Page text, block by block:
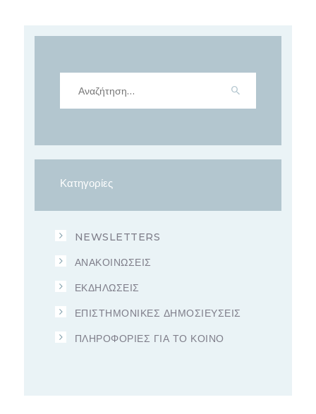
Κατηγορίες
NEWSLETTERS
ΑΝΑΚΟΙΝΩΣΕΙΣ
ΕΚΔΗΛΩΣΕΙΣ
ΕΠΙΣΤΗΜΟΝΙΚΕΣ ΔΗΜΟΣΙΕΥΣΕΙΣ
ΠΛΗΡΟΦΟΡΙΕΣ ΓΙΑ ΤΟ ΚΟΙΝΟ